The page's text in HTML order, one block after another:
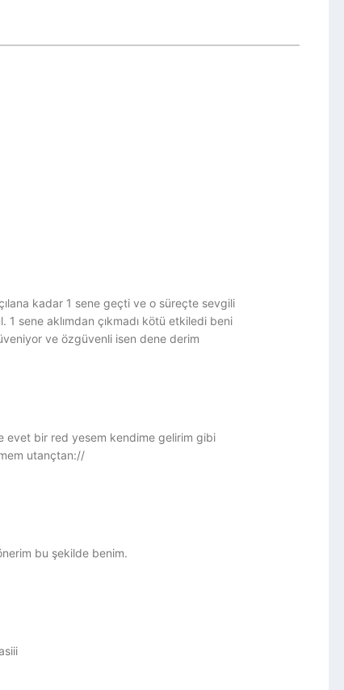
kadar 1 sene geçti ve o süreçte sevgili
sene aklımdan çıkmadı kötü etkiledi beni
ve özgüvenli isen dene derim
evet bir red yesem kendime gelirim gibi
utançtan://
bu şekilde benim.